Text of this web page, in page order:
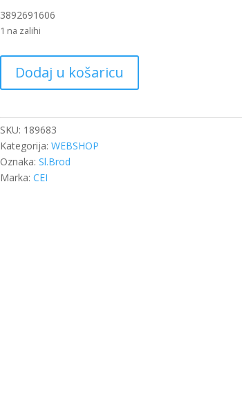
3892691606
1 na zalihi
ULJA
MJENJAČA
-
ROTOR
količina
Dodaj u košaricu
SKU: 189683
Kategorija:WEBSHOP
Oznaka:Sl.Brod
Marka:CEI